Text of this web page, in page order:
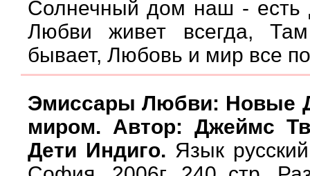
Солнечный дом наш - есть
Любви живет всегда,
бывает, Любовь и мир все
Эмиссары Любви: Новые
миром. Автор: Джеймс
Дети Индиго. Язык